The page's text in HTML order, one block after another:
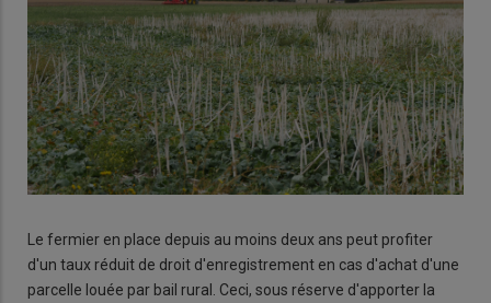
Le fermier en place depuis au moins deux ans peut profiter
d'un taux réduit de droit d'enregistrement en cas d'achat d'une
parcelle louée par bail rural. Ceci, sous réserve d'apporter la